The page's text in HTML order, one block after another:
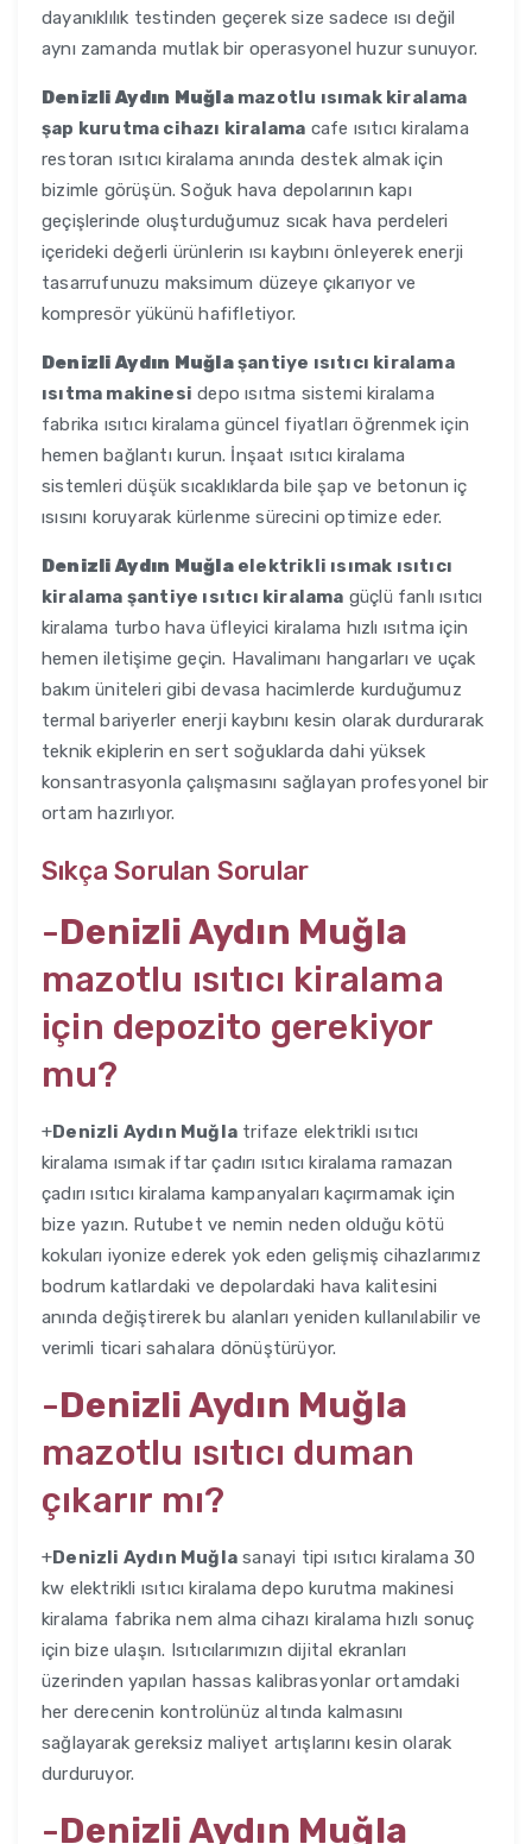
dayanıklılık testinden geçerek size sadece ısı değil
aynı zamanda mutlak bir operasyonel huzur sunuyor.
Denizli Aydın Muğlamazotlu ısımak kiralama
şap kurutma cihazı kiralama cafe ısıtıcı kiralama
restoran ısıtıcı kiralama anında destek almak için
bizimle görüşün. Soğuk hava depolarının kapı
geçişlerinde oluşturduğumuz sıcak hava perdeleri
içerideki değerli ürünlerin ısı kaybını önleyerek enerji
tasarrufunuzu maksimum düzeye çıkarıyor ve
kompresör yükünü hafifletiyor.
Denizli Aydın Muğlaşantiye ısıtıcı kiralama
ısıtma makinesi depo ısıtma sistemi kiralama
fabrika ısıtıcı kiralama güncel fiyatları öğrenmek için
hemen bağlantı kurun. İnşaat ısıtıcı kiralama
sistemleri düşük sıcaklıklarda bile şap ve betonun iç
ısısını koruyarak kürlenme sürecini optimize eder.
Denizli Aydın Muğlaelektrikli ısımak ısıtıcı
kiralama şantiye ısıtıcı kiralama güçlü fanlı ısıtıcı
kiralama turbo hava üfleyici kiralama hızlı ısıtma için
hemen iletişime geçin. Havalimanı hangarları ve uçak
bakım üniteleri gibi devasa hacimlerde kurduğumuz
termal bariyerler enerji kaybını kesin olarak durdurarak
teknik ekiplerin en sert soğuklarda dahi yüksek
konsantrasyonla çalışmasını sağlayan profesyonel bir
ortam hazırlıyor.
Sıkça Sorulan Sorular
-Denizli Aydın Muğla
mazotlu ısıtıcı kiralama
için depozito gerekiyor
mu?
+Denizli Aydın Muğla trifaze elektrikli ısıtıcı
kiralama ısımak iftar çadırı ısıtıcı kiralama ramazan
çadırı ısıtıcı kiralama kampanyaları kaçırmamak için
bize yazın. Rutubet ve nemin neden olduğu kötü
kokuları iyonize ederek yok eden gelişmiş cihazlarımız
bodrum katlardaki ve depolardaki hava kalitesini
anında değiştirerek bu alanları yeniden kullanılabilir ve
verimli ticari sahalara dönüştürüyor.
-Denizli Aydın Muğla
mazotlu ısıtıcı duman
çıkarır mı?
+Denizli Aydın Muğla sanayi tipi ısıtıcı kiralama 30
kw elektrikli ısıtıcı kiralama depo kurutma makinesi
kiralama fabrika nem alma cihazı kiralama hızlı sonuç
için bize ulaşın. Isıtıcılarımızın dijital ekranları
üzerinden yapılan hassas kalibrasyonlar ortamdaki
her derecenin kontrolünüz altında kalmasını
sağlayarak gereksiz maliyet artışlarını kesin olarak
durduruyor.
-Denizli Aydın Muğla